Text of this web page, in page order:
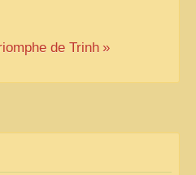
de Trinh »